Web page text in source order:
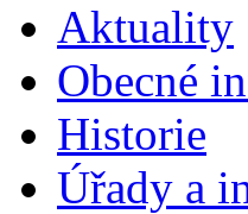
Aktuality
Obecné
Historie
Úřady a